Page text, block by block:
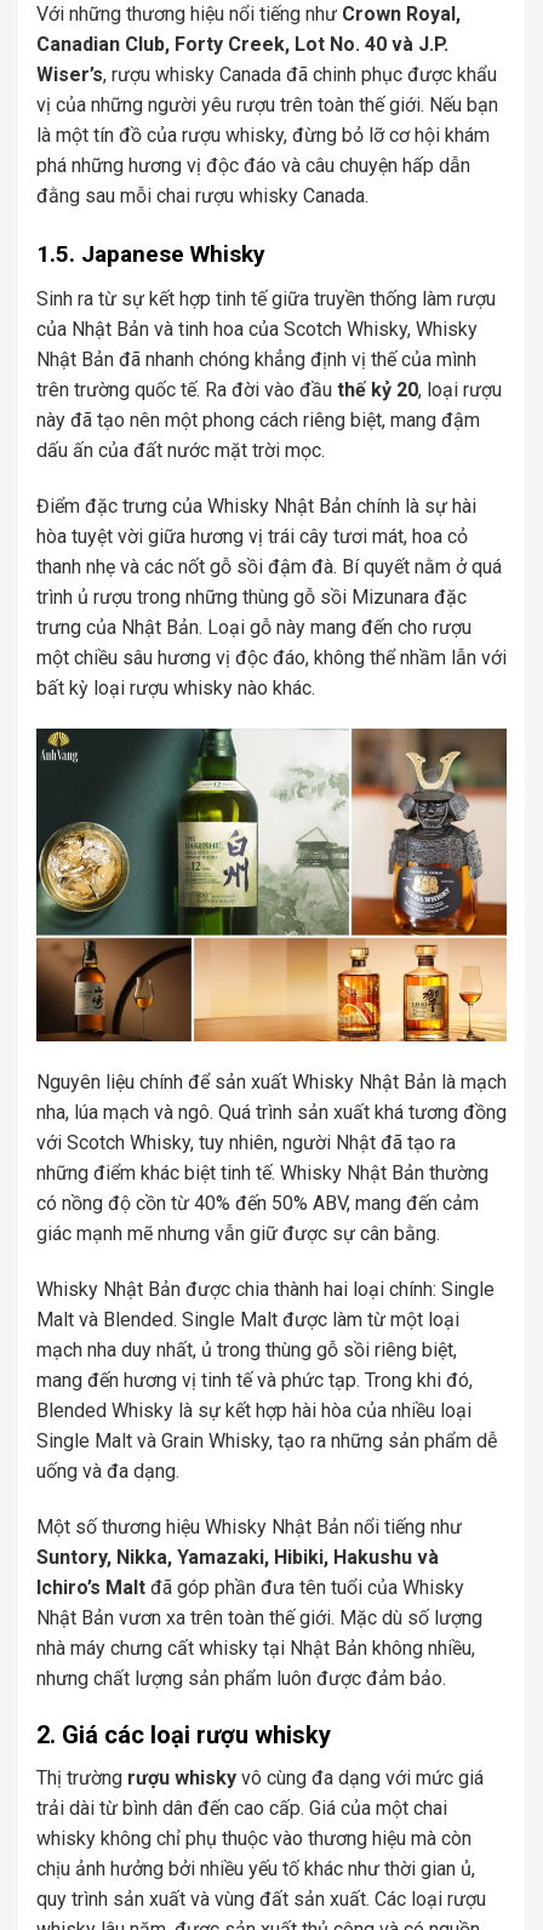
Với những thương hiệu nổi tiếng như Crown Royal,
Canadian Club, Forty Creek, Lot No. 40 và J.P.
Wiser’s, rượu whisky Canada đã chinh phục được khẩu
vị của những người yêu rượu trên toàn thế giới. Nếu bạn
là một tín đồ của rượu whisky, đừng bỏ lỡ cơ hội khám
phá những hương vị độc đáo và câu chuyện hấp dẫn
đằng sau mỗi chai rượu whisky Canada.
1.5. Japanese Whisky
Sinh ra từ sự kết hợp tinh tế giữa truyền thống làm rượu
của Nhật Bản và tinh hoa của Scotch Whisky, Whisky
Nhật Bản đã nhanh chóng khẳng định vị thế của mình
trên trường quốc tế. Ra đời vào đầu thế kỷ 20, loại rượu
này đã tạo nên một phong cách riêng biệt, mang đậm
dấu ấn của đất nước mặt trời mọc.
Điểm đặc trưng của Whisky Nhật Bản chính là sự hài
hòa tuyệt vời giữa hương vị trái cây tươi mát, hoa cỏ
thanh nhẹ và các nốt gỗ sồi đậm đà. Bí quyết nằm ở quá
trình ủ rượu trong những thùng gỗ sồi Mizunara đặc
trưng của Nhật Bản. Loại gỗ này mang đến cho rượu
một chiều sâu hương vị độc đáo, không thể nhầm lẫn với
bất kỳ loại rượu whisky nào khác.
Nguyên liệu chính để sản xuất Whisky Nhật Bản là mạch
nha, lúa mạch và ngô. Quá trình sản xuất khá tương đồng
với Scotch Whisky, tuy nhiên, người Nhật đã tạo ra
những điểm khác biệt tinh tế. Whisky Nhật Bản thường
có nồng độ cồn từ 40% đến 50% ABV, mang đến cảm
giác mạnh mẽ nhưng vẫn giữ được sự cân bằng.
Whisky Nhật Bản được chia thành hai loại chính: Single
Malt và Blended. Single Malt được làm từ một loại
mạch nha duy nhất, ủ trong thùng gỗ sồi riêng biệt,
mang đến hương vị tinh tế và phức tạp. Trong khi đó,
Blended Whisky là sự kết hợp hài hòa của nhiều loại
Single Malt và Grain Whisky, tạo ra những sản phẩm dễ
uống và đa dạng.
Một số thương hiệu Whisky Nhật Bản nổi tiếng như
Suntory, Nikka, Yamazaki, Hibiki, Hakushu và
Ichiro’s Malt đã góp phần đưa tên tuổi của Whisky
Nhật Bản vươn xa trên toàn thế giới. Mặc dù số lượng
nhà máy chưng cất whisky tại Nhật Bản không nhiều,
nhưng chất lượng sản phẩm luôn được đảm bảo.
2. Giá các loại rượu whisky
Thị trường rượu whisky vô cùng đa dạng với mức giá
trải dài từ bình dân đến cao cấp. Giá của một chai
whisky không chỉ phụ thuộc vào thương hiệu mà còn
chịu ảnh hưởng bởi nhiều yếu tố khác như thời gian ủ,
quy trình sản xuất và vùng đất sản xuất. Các loại rượu